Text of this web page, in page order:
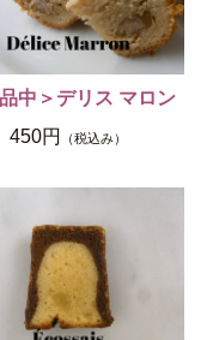
中＞デリス マロン
450円
（税込み）